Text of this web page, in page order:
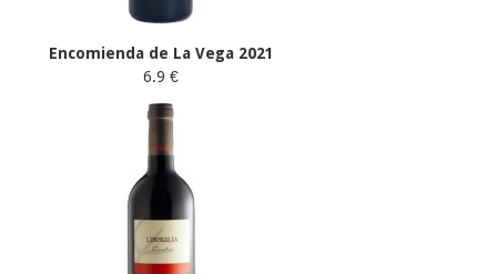
Encomienda de La Vega 2021
6.9 €